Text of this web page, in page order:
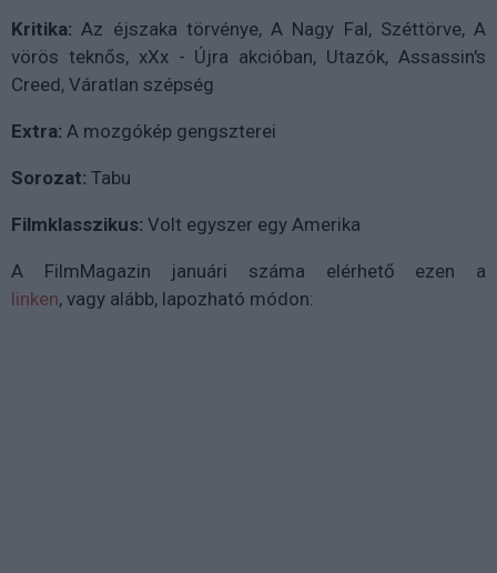
Kritika: Az éjszaka törvénye, A Nagy Fal, Széttörve, A
vörös teknős, xXx - Újra akcióban, Utazók, Assassin's
Creed, Váratlan szépség
Extra: A mozgókép gengszterei
Sorozat: Tabu
Filmklasszikus: Volt egyszer egy Amerika
A FilmMagazin januári száma elérhető ezen a
linken, vagy alább, lapozható módon: